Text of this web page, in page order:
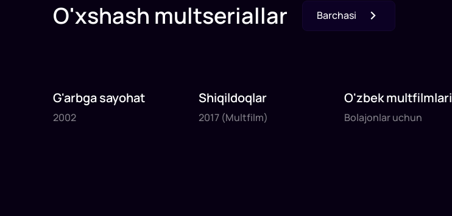
O'xshash multseriallar Barchasi
2002
20
G'arbga sayohat
2002
2017
15daq
Shiqildoqlar
2017 (Multfilm)
Bolajonlar uchun
19daq
O'zbek multfilmlari
Bolajonlar uchun